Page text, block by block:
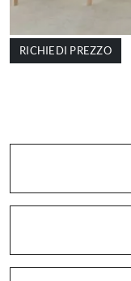
RICHIEDI PREZZO